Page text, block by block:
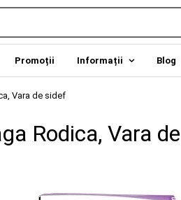
Promoții Informații Blog
Vara de sidef
Rodica, Vara